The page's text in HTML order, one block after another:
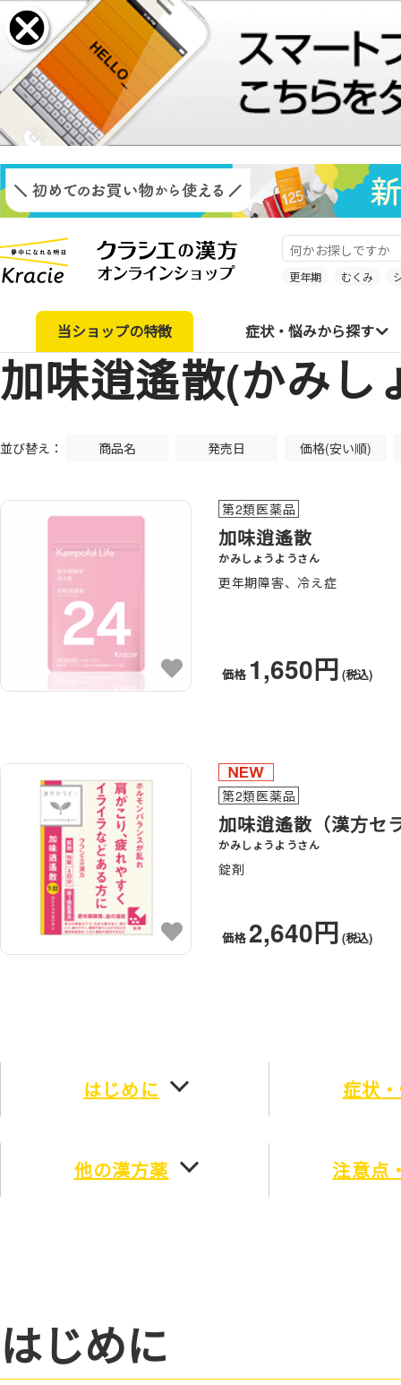
更年期 むくみ
当ショップの特徴 症状・悩みから探す
加味逍遙散(かみし
並び替え： 商品名 発売日 価格(安い順)
第2類医薬品
加味逍遙散
かみしょうようさん
更年期障害、冷え症
価格 1,650円 (税込)
第2類医薬品
加味逍遙散（漢方セ
かみしょうようさん
錠剤
価格 2,640円 (税込)
はじめに 症状
他の漢方薬 注意点
はじめに